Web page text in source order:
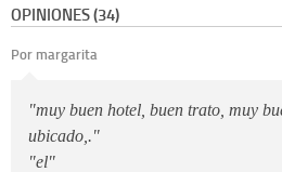
OPINIONES (34)
Por margarita
"muy buen hotel, buen trato, muy
ubicado,."
"el"